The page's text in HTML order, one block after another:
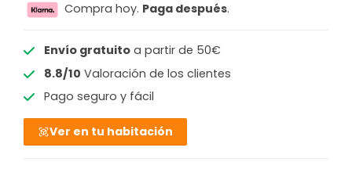
Compra hoy. Paga después.
Envío gratuitoa partir de 50€
8.8/10 Valoración de los clientes
Pago seguro y fácil
Ver en tu habitación